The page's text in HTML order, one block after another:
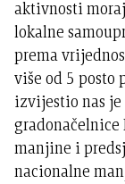
aktivnosti
lokalne
prema
više od 5
izvijestio nas
gradonačelnice
manjine i
nacionalne